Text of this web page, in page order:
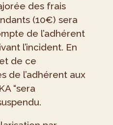
des frais
(10€) sera
de l’adhérent
l’incident. En
de ce
de l’adhérent aux
“sera